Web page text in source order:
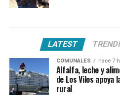
LATEST
COMUNALES hace 7
Alfalfa, leche y
de Los Vilos apoya
rural